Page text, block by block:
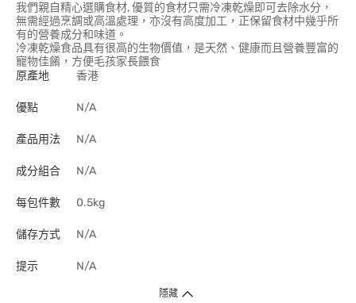
我們親自精心選購食材, 優質的食材只需冷凍乾燥即可去除水分，
無需經過烹調或高溫處理，亦沒有高度加工，正保留食材中幾乎所
有的營養成分和味道。
冷凍乾燥食品具有很高的生物價值，是天然、健康而且營養豐富的
寵物佳餚，方便毛孩家長餵食
原產地
香港
優點 N/A
產品用法 N/A
成分組合 N/A
每包件數 0.5kg
儲存方式 N/A
提示 N/A
隱藏